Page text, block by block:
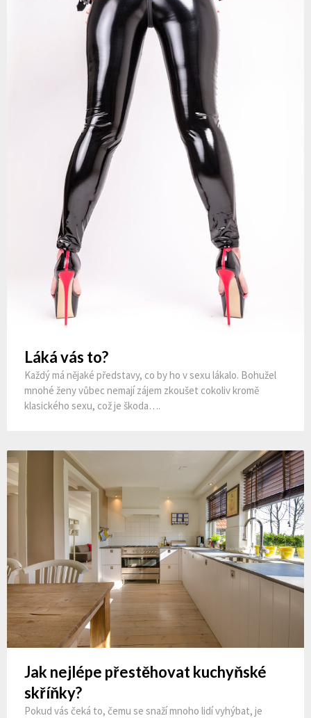
Láká vás to?
Každý má nějaké představy, co by ho v sexu lákalo. Bohužel
mnohé ženy vůbec nemají zájem zkoušet cokoliv kromě
klasického sexu, což je škoda….
Jak nejlépe přestěhovat kuchyňské
skříňky?
Pokud vás čeká to, čemu se snaží mnoho lidí vyhýbat, je